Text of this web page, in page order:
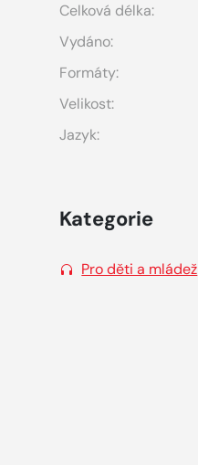
Celková délka:
Vydáno:
Formáty:
Velikost:
Jazyk:
Kategorie
Pro děti a mládež